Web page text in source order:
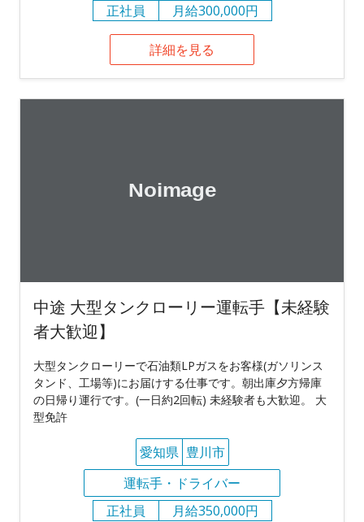
正社員
月給300,000円
詳細を見る
中途 大型タンクローリー運転手【未経験
者大歓迎】
大型タンクローリーで石油類LPガスをお客様(ガソリンス
タンド、工場等)にお届けする仕事です。朝出庫夕方帰庫
の日帰り運行です。(一日約2回転) 未経験者も大歓迎。 大
型免許
愛知県 豊川市
運転手・ドライバー
正社員
月給350,000円